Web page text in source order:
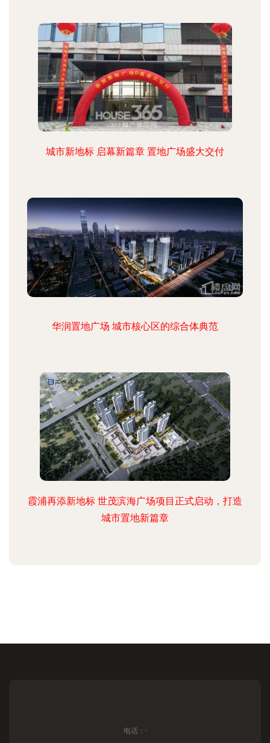
城市新地标 启幕新篇章 置地广场盛大交付
华润置地广场 城市核心区的综合体典范
霞浦再添新地标 世茂滨海广场项目正式启动，打造
城市置地新篇章
电话：-